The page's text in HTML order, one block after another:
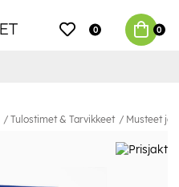
0 0
Tulostimet & Tarvikkeet Musteet ja